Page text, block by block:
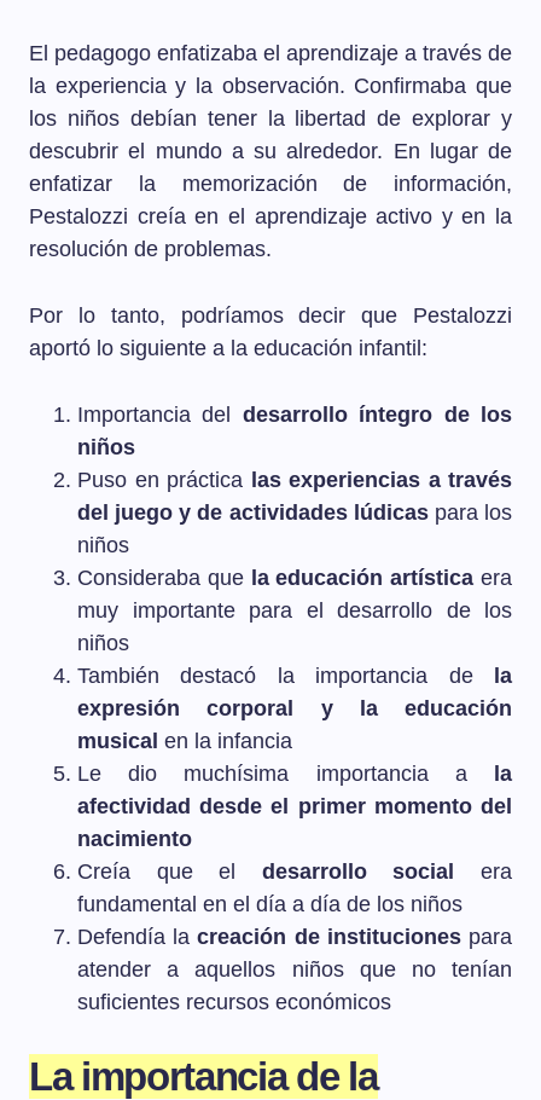
El pedagogo enfatizaba el aprendizaje a través de
la experiencia y la observación. Confirmaba que
los niños debían tener la libertad de explorar y
descubrir el mundo a su alrededor. En lugar de
enfatizar la memorización de información,
Pestalozzi creía en el aprendizaje activo y en la
resolución de problemas.
Por lo tanto, podríamos decir que Pestalozzi
aportó lo siguiente a la educación infantil:
Importancia del desarrollo íntegro de los
niños
Puso en práctica las experiencias a través
del juego y de actividades lúdicaspara los
niños
Consideraba que la educación artística era
muy importante para el desarrollo de los
niños
También destacó la importancia dela
expresión corporal y la educación
musical en la infancia
Le dio muchísima importancia ala
afectividad desde el primer momento del
nacimiento
Creía que el desarrollo social
era
fundamental en el día a día de los niños
Defendía lacreación de institucionespara
atender a aquellos niños que no tenían
suficientes recursos económicos
La importancia de la